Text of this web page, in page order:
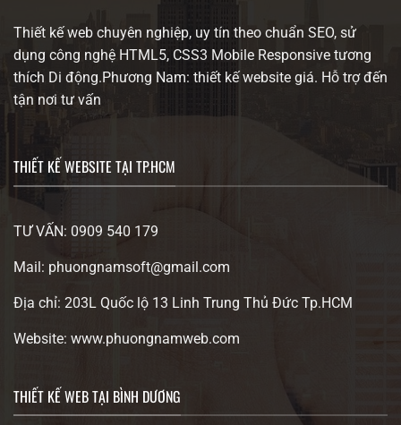
Thiết kế web chuyên nghiệp, uy tín theo chuẩn SEO, sử
dụng công nghệ HTML5, CSS3 Mobile Responsive tương
thích Di động.Phương Nam: thiết kế website giá. Hỗ trợ đến
tận nơi tư vấn
THIẾT KẾ WEBSITE TẠI TP.HCM
TƯ VẤN: 0909 540 179
Mail: phuongnamsoft@gmail.com
Địa chỉ: 203L Quốc lộ 13 Linh Trung Thủ Đức Tp.HCM
Website: www.phuongnamweb.com
THIẾT KẾ WEB TẠI BÌNH DƯƠNG